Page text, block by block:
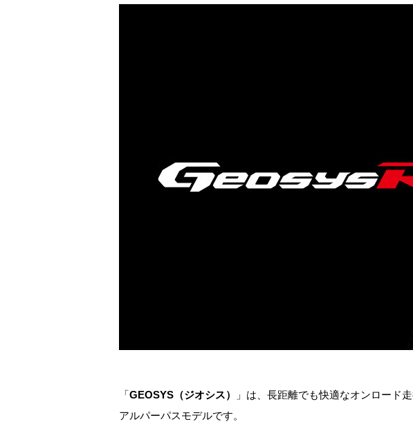
「GEOSYS（ジオシス）
」は、長距離でも快適なオンロード
アルパーパスモデルです。